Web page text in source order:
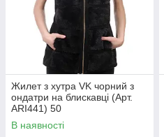
Жилет з хутра VK чорний з
ондатри на блискавці (Арт.
ARI441) 50
В наявності